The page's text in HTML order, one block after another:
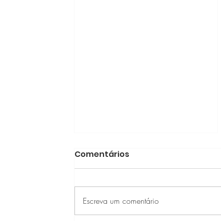
Oportunidade AEB
Comentários
Escreva um comentário